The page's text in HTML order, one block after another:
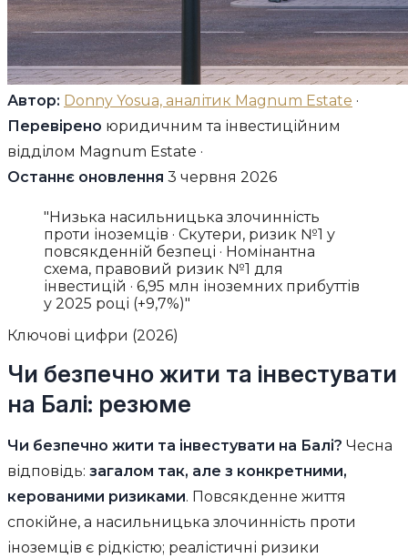
Автор: Donny Yosua, аналітик Magnum Estate ·
Перевірено юридичним та інвестиційним
відділом Magnum Estate ·
Останнє оновлення 3 червня 2026
"Низька насильницька злочинність
проти іноземців · Скутери, ризик №1 у
повсякденній безпеці · Номінантна
схема, правовий ризик №1 для
інвестицій · 6,95 млн іноземних прибуттів
у 2025 році (+9,7%)"
Ключові цифри (2026)
Чи безпечно жити та інвестувати
на Балі: резюме
Чи безпечно жити та інвестувати на Балі? Чесна
відповідь: загалом так, але з конкретними,
керованими ризиками. Повсякденне життя
спокійне, а насильницька злочинність проти
іноземців є рідкістю; реалістичні ризики